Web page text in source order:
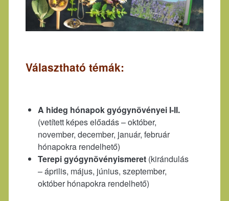
Választható témák:
A hideg hónapok gyógynövényei I-II.
(vetített képes előadás – október,
november, december, január, február
hónapokra rendelhető)
Terepi gyógynövényismeret (kirándulás
– április, május, június, szeptember,
október hónapokra rendelhető)